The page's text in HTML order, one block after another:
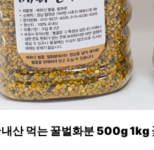
산 먹는 꿀벌화분 500g 1kg